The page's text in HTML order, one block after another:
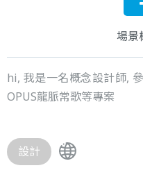
場景
hi, 我是一名概念設計師,
OPUS龍脈常歌等專案
設計